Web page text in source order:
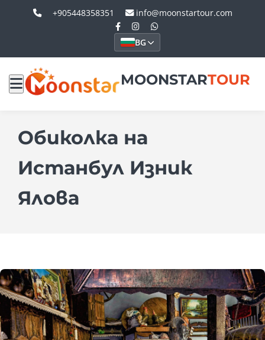
+905448358351 info@moonstartour.com
BG
MOONSTARTOUR
Обиколка на
Истанбул Изник
Ялова